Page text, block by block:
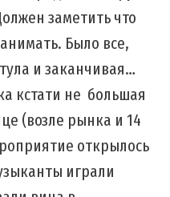
заметить что
Было все,
и заканчивая…
кстати не большая
(возле рынка и 14
открылось
играли